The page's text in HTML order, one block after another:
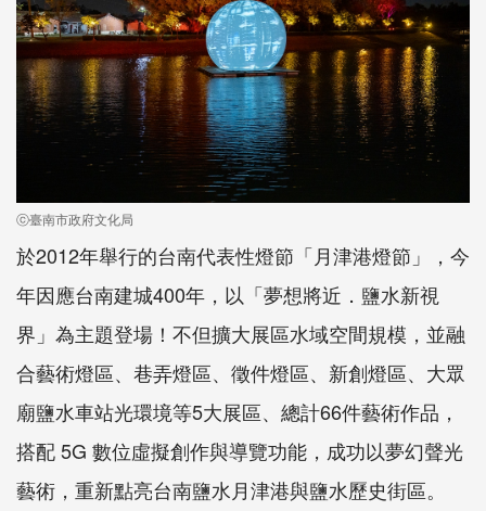
ⓒ臺南市政府文化局
於2012年舉行的台南代表性燈節「月津港燈節」，今
年因應台南建城400年，以「夢想將近．鹽水新視
界」為主題登場！不但擴大展區水域空間規模，並融
合藝術燈區、巷弄燈區、徵件燈區、新創燈區、大眾
廟鹽水車站光環境等5大展區、總計66件藝術作品，
搭配 5G 數位虛擬創作與導覽功能，成功以夢幻聲光
藝術，重新點亮台南鹽水月津港與鹽水歷史街區。